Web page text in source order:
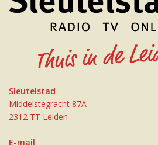
Sleutelstad
Middelstegracht 87A
2312 TT Leiden
E-mail